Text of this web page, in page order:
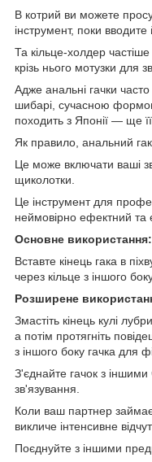
В котрий ви можете
інструмент, поки вводите
Та кільце-холдер
крізь нього мотузки для
Адже анальні гачки
шибарі, сучасною
походить з Японії — ще
Як правило, анальний гак
Це може включати ваші
щиколотки.
Це інструмент для
неймовірно ефектний та
Основне використання:
Вставте кінець гака в
через кільце з іншого
Розширене
Змастіть кінець кулі
а потім протягніть
з іншого боку гачка для
З'єднайте гачок з
зв'язування.
Коли ваш партнер займає
викличе інтенсивне
Поєднуйте з іншими